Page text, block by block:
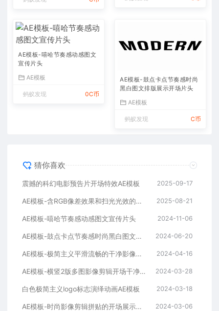
AE模板-嘻哈节奏感动感图文
宣传片头
AE模板
蚂蚁发现 0C币
AE模板-鼓点卡点节奏感时尚
黑白图文排版展示开场片头
AE模板
蚂蚁发现 C币
猜你喜欢
震撼的科幻电影预告片开场特效AE模板 2025-09-17
AE模板-含RGB像差效果和扫光光效的快速logo开场 2025-08-21
AE模板-嘻哈节奏感动感图文宣传片头 2024-11-06
AE模板-鼓点卡点节奏感时尚黑白图文排版展示开场片头 2024-06-20
AE模板-极简主义平滑流畅的干净影像排版展示开场 2024-04-16
AE模板-横竖2版多图影像剪辑开场干净平滑时尚片头 2024-03-28
白色极简主义logo标志演绎动画AE模板 2024-03-18
AE模板-时尚影像剪辑拼贴的开场展示片头 2024-03-06